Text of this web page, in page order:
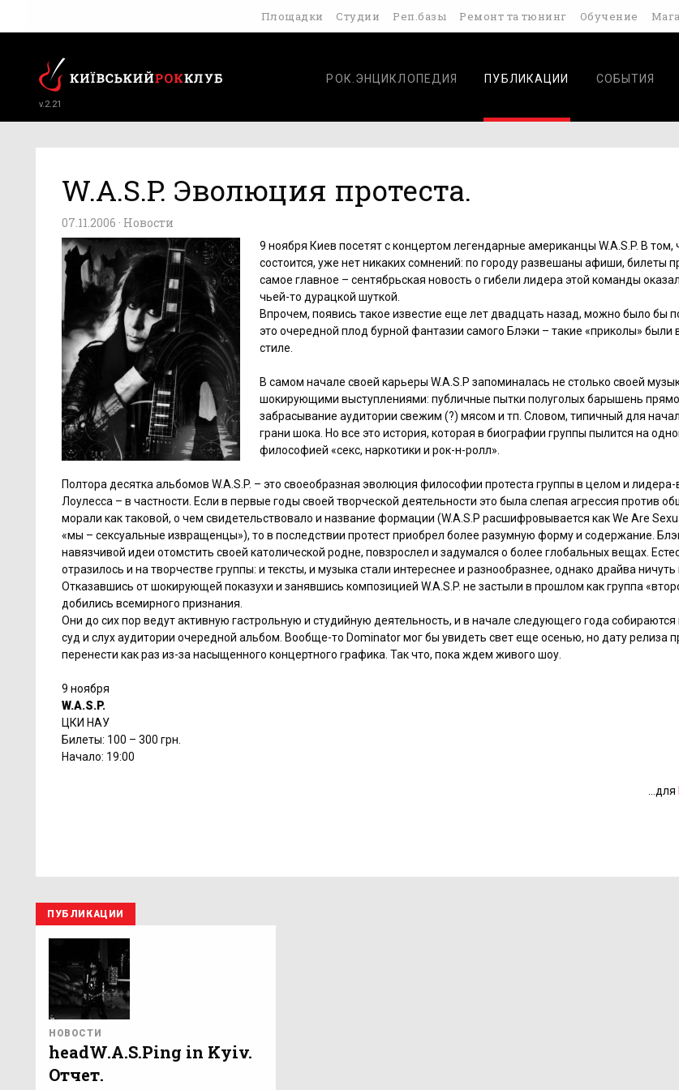
Площадки Студии Реп.базы Ремонт та тюнинг Обучение
v.2.21
РОК.ЭНЦИКЛОПЕДИЯ ПУБЛИКАЦИИ СОБЫТИЯ
W.A.S.P. Эволюция протеста.
07.11.2006 · Новости
9 ноября Киев посетят с концертом легендарные американцы W.A.S.P. В том,
состоится, уже нет никаких сомнений: по городу развешаны афиши, билеты
самое главное – сентябрьская новость о гибели лидера этой команды
чьей-то дурацкой шуткой.
Впрочем, появись такое известие еще лет двадцать назад, можно было бы
это очередной плод бурной фантазии самого Блэки – такие «приколы» были
стиле.
В самом начале своей карьеры W.A.S.P запоминалась не столько своей
шокирующими выступлениями: публичные пытки полуголых барышень
забрасывание аудитории свежим (?) мясом и тп. Словом, типичный для
грани шока. Но все это история, которая в биографии группы пылится на
философией «секс, наркотики и рок-н-ролл».
Полтора десятка альбомов W.A.S.P. – это своеобразная эволюция философии протеста группы в целом и лидера-
Лоулесса – в частности. Если в первые годы своей творческой деятельности это была слепая агрессия против
морали как таковой, о чем свидетельствовало и название формации (W.A.S.P расшифровывается как We Are
«мы – сексуальные извращенцы»), то в последствии протест приобрел более разумную форму и содержание.
навязчивой идеи отомстить своей католической родне, повзрослел и задумался о более глобальных вещах.
отразилось и на творчестве группы: и тексты, и музыка стали интереснее и разнообразнее, однако драйва ничуть
Отказавшись от шокирующей показухи и занявшись композицией W.A.S.P. не застыли в прошлом как группа
добились всемирного признания.
Они до сих пор ведут активную гастрольную и студийную деятельность, и в начале следующего года собираются
суд и слух аудитории очередной альбом. Вообще-то Dominator мог бы увидеть свет еще осенью, но дату релиза
перенести как раз из-за насыщенного концертного графика. Так что, пока ждем живого шоу.
9 ноября
W.A.S.P.
ЦКИ НАУ
Билеты: 100 – 300 грн.
Начало: 19:00
...для
ПУБЛИКАЦИИ
НОВОСТИ
headW.A.S.Ping in Kyiv.
Отчет.